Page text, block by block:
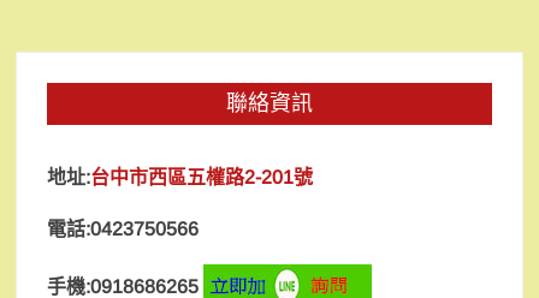
聯絡資訊
地址:台中市西區五權路2-201號
電話:0423750566
手機:0918686265